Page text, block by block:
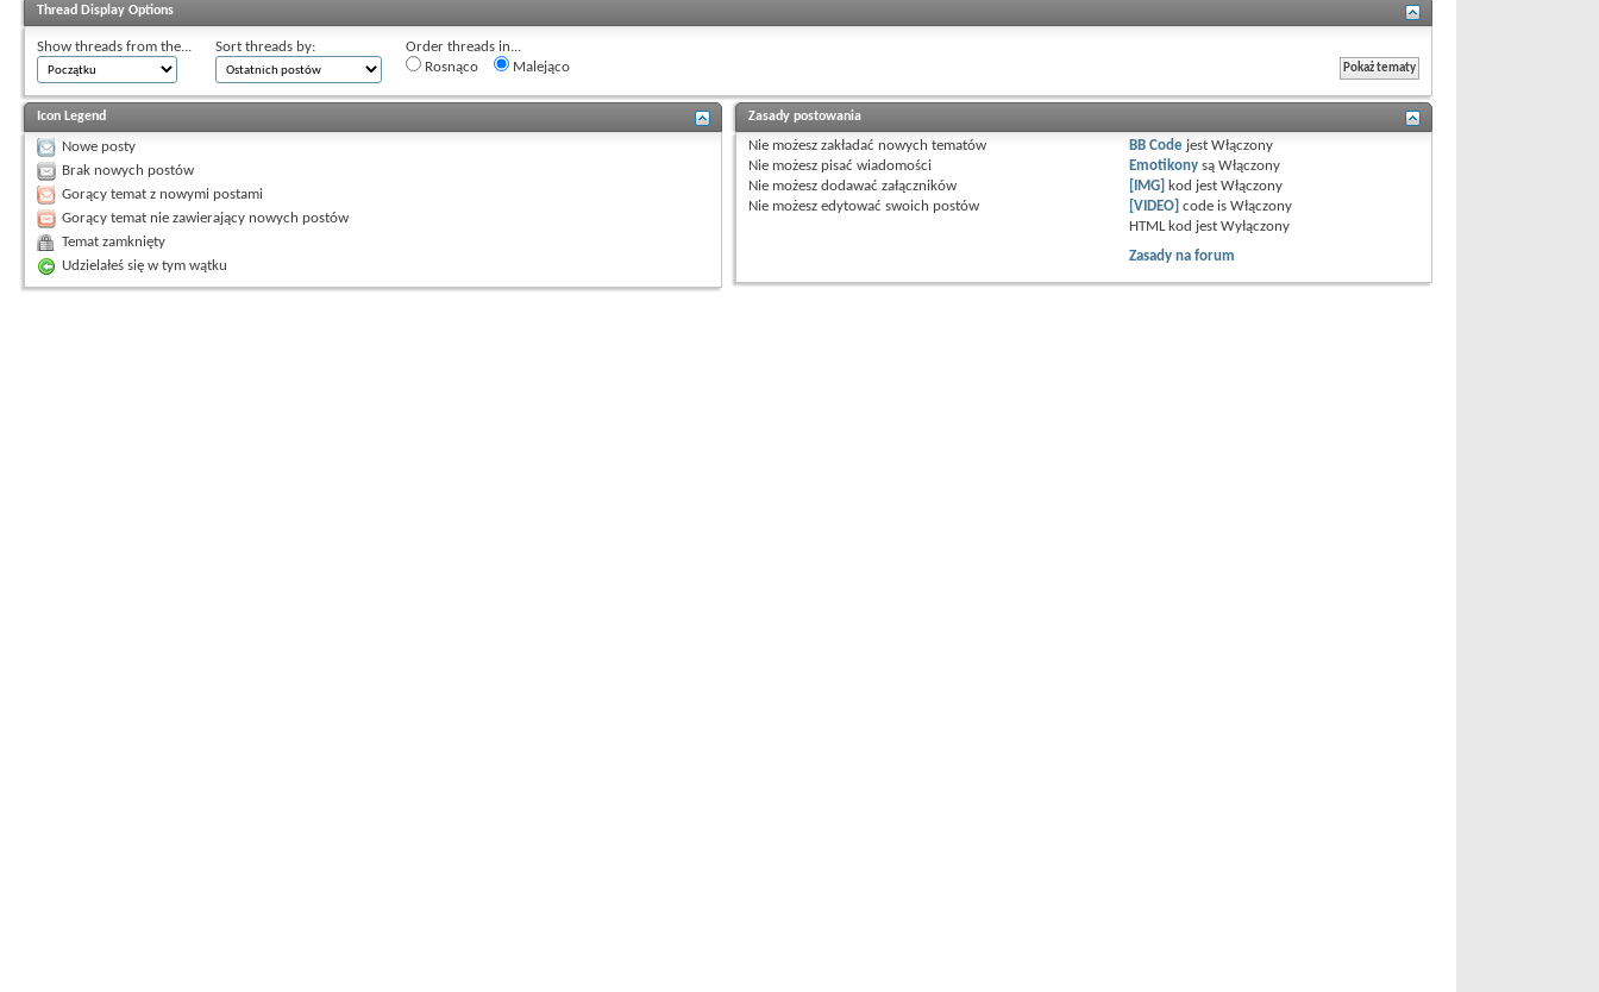
Thread Display Options
Show threads from the... Sort threads by:
Order threads in...
Rosnąco
Malejąco
Icon Legend
Nowe posty
Brak nowych postów
Gorący temat z nowymi postami
Gorący temat nie zawierający nowych postów
Temat zamknięty
Udzielałeś się w tym wątku
Zasady postowania
Nie możeszzakładać nowych tematów
Nie możeszpisać wiadomości
Nie możeszdodawać załączników
Nie możeszedytować swoich postów
BB Code jestWłączony
Emotikony sąWłączony
[IMG] kod jestWłączony
[VIDEO] code isWłączony
HTML kod jestWyłączony
Zasady na forum